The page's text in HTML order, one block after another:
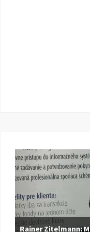
Rainer Zitelmann: